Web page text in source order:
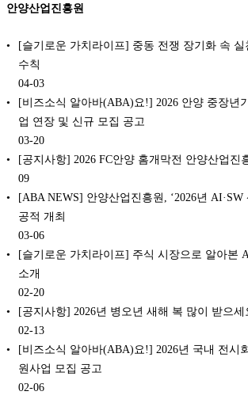
안양산업진흥원
[슬기로운 가치라이프] 중동 전쟁 장기화 속 실
수칙
04-03
[비즈소식 알아바(ABA)요!] 2026 안양 중장년
업 연장 및 신규 모집 공고
03-20
[공지사항] 2026 FC안양 홈개막전 안양산업진
09
[ABA NEWS] 안양산업진흥원, ‘2026년 AI·SW
공적 개최
03-06
[슬기로운 가치라이프] 주식 시장으로 알아본
소개
02-20
[공지사항] 2026년 병오년 새해 복 많이 받으
02-13
[비즈소식 알아바(ABA)요!] 2026년 국내 전시
원사업 모집 공고
02-06